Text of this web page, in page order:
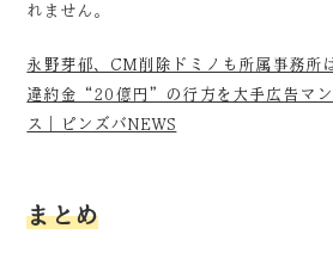
れません。
永野芽郁、CM削除ドミノも所属事務所
違約金“20億円”の行方を大手広告マン
ス｜ピンズバNEWS
まとめ